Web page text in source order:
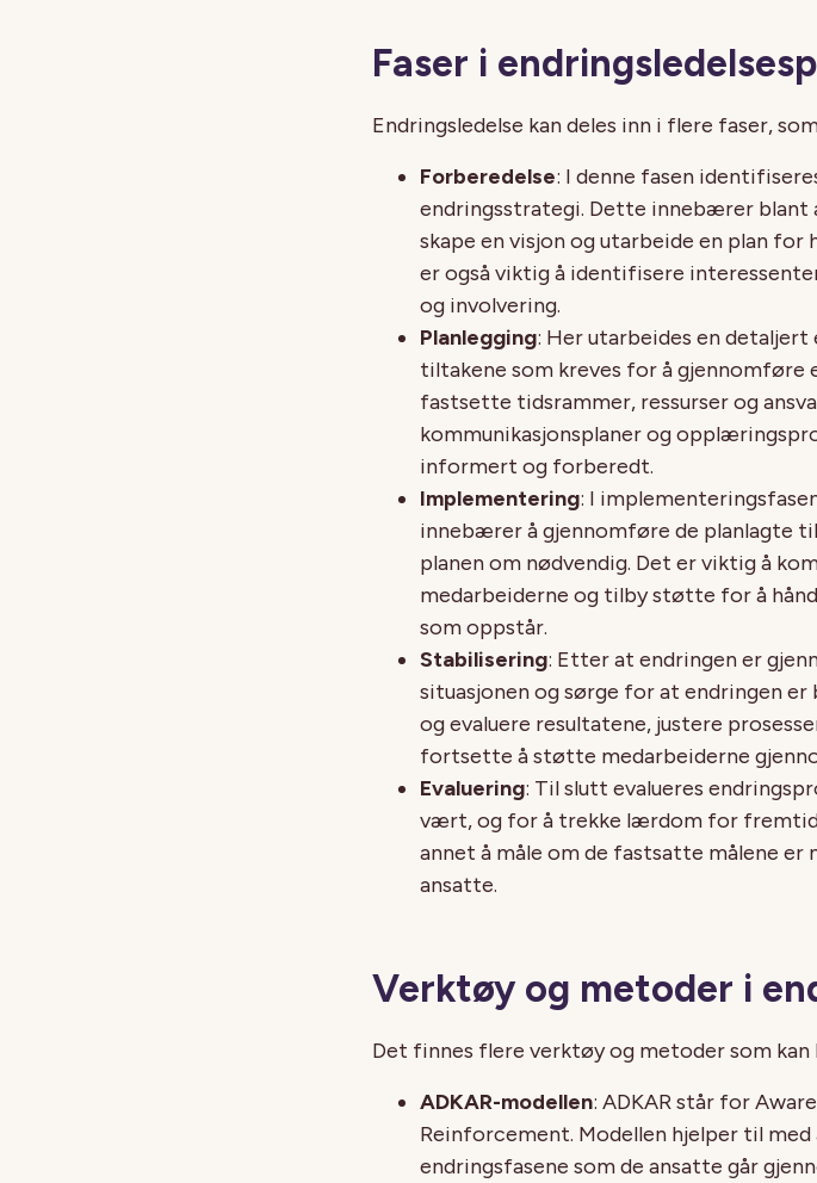
Faser i
Endringsledelse kan deles inn i flere faser,
Forberedelse: I denne fasen
endringsstrategi. Dette innebærer blant
skape en visjon og utarbeide en plan for
er også viktig å identifisere
og involvering.
Planlegging: Her utarbeides en detaljert
tiltakene som kreves for å
fastsette tidsrammer, ressurser og
kommunikasjonsplaner og
informert og forberedt.
Implementering: I
innebærer å gjennomføre de planlagte
planen om nødvendig. Det er viktig å
medarbeiderne og tilby støtte for å
som oppstår.
Stabilisering: Etter at endringen er
situasjonen og sørge for at endringen
og evaluere resultatene, justere
fortsette å støtte medarbeiderne
Evaluering: Til slutt evalueres
vært, og for å trekke lærdom for
annet å måle om de fastsatte målene er
ansatte.
Verktøy og metoder i
Det finnes flere verktøy og metoder som
ADKAR-modellen: ADKAR står for
Reinforcement. Modellen hjelper til
endringsfasene som de ansatte går